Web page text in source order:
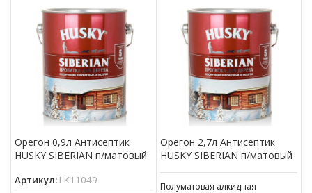
отделочной доской фасады,
окна,
отделочной доской фасады,
Орегон 0,9л Антисептик
HUSKY SIBERIAN п/матовый
Артикул: LK11049
Орегон 2,7л Антисептик
HUSKY SIBERIAN п/матовый
Полуматовая алкидная